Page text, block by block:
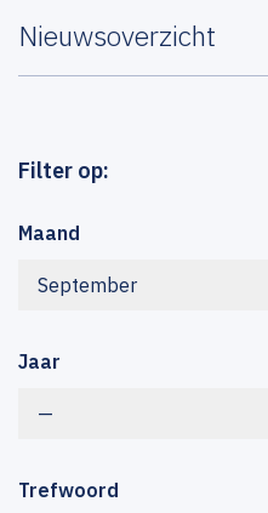
Nieuwsoverzicht
Filter op:
Maand
September
Jaar
—
Trefwoord